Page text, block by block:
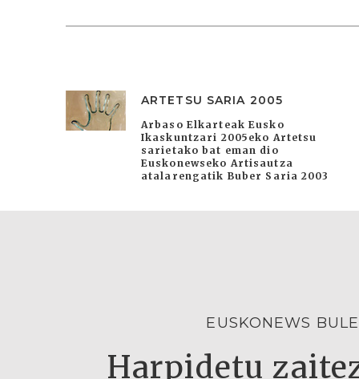
ARTETSU SARIA 2005
Arbaso Elkarteak Eusko
Ikaskuntzari 2005eko Artetsu
sarietako bat eman dio
Euskonewseko Artisautza
atalarengatik Buber Saria 2003
EUSKONEWS
Harpidetu